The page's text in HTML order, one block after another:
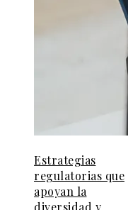
Estrategias
regulatorias que
apoyan la
diversidad y